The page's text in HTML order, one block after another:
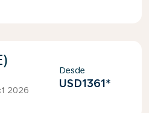
2026
Desde
USD1361*